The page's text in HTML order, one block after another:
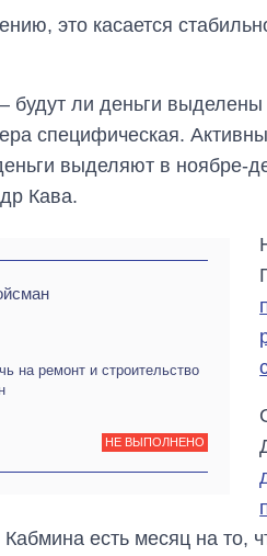
это касается
будут ли деньги
специфическая.
выделяют в ноябре-
Кава.
на ремонт и строительство
НЕ ВЫПОЛНЕНО
есть месяц на то,